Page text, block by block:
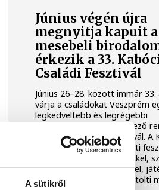
A sütikről
Június végén újra
megnyitja kapuit a
mesebeli
érkezik a 33.
Családi Fesztivál
Június 26–28. között immár
várja a családokat Veszprém
legkedveltebb és legrégebbi
hagyományokkal rendelkező
Kabóciádé Családi Fesztivál. A
Bábszínház összművészeti
évre különleges élményekkel,
előadásokkal, koncertekkel,
közösségi programokkal tölti